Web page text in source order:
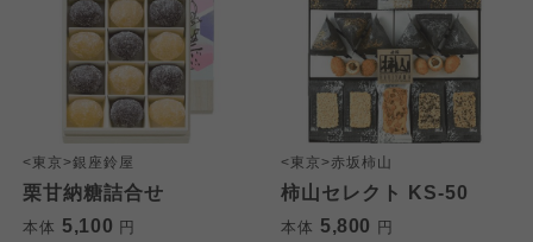
<東京>銀座鈴屋
栗甘納糖詰合せ
本体 5,100 円
<東京>赤坂柿山
柿山セレクト KS-50
本体 5,800 円